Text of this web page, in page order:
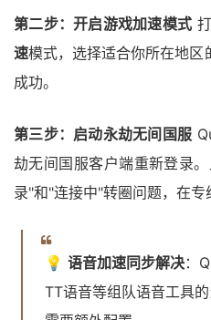
第二步：开启游戏加速模式
速模式，选择适合你所在地
成功。
第三步：启动永劫无间国服
劫无间国服客户端重新登录
录"和"连接中"转圈问题，在专
💡 语音加速同步解决：
TT语音等组队语音工具